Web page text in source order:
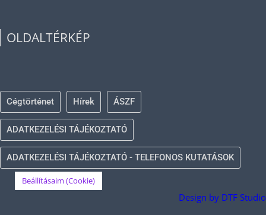
OLDALTÉRKÉP
Cégtörténet Hírek ÁSZF
ADATKEZELÉSI TÁJÉKOZTATÓ
ADATKEZELÉSI TÁJÉKOZTATÓ - TELEFONOS KUTATÁSOK
Beállításaim (Cookie)
Design by DTF Studio